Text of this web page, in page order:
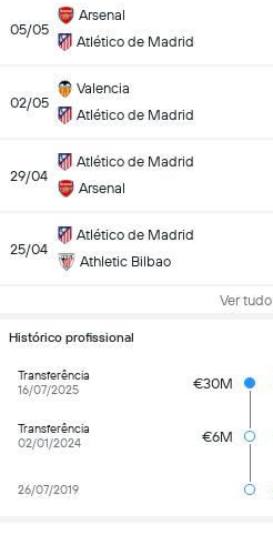
05/05
Arsenal
Atlético de Madrid
02/05
Valencia
Atlético de Madrid
29/04
Atlético de Madrid
Arsenal
25/04
Atlético de Madrid
Athletic Bilbao
Ver tudo
Histórico profissional
Transferência
16/07/2025
€30M
Transferência
02/01/2024
€6M
26/07/2019